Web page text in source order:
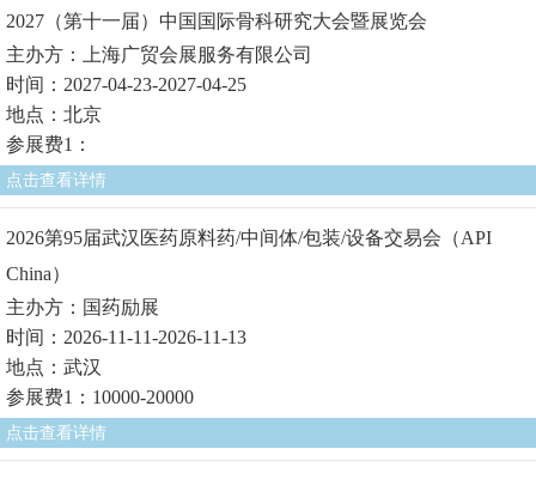
2027（第十一届）中国国际骨科研究大会暨展览会
主办方：上海广贸会展服务有限公司
时间：2027-04-23-2027-04-25
地点：北京
参展费1：
点击查看详情
2026第95届武汉医药原料药/中间体/包装/设备交易会（API
China）
主办方：国药励展
时间：2026-11-11-2026-11-13
地点：武汉
参展费1：10000-20000
点击查看详情